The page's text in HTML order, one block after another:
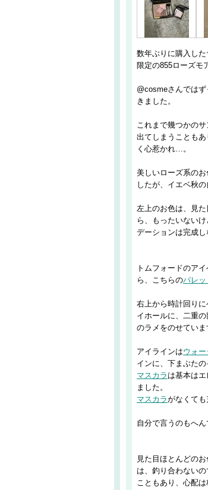
数年ぶりに購入した
限定の855ローズモ
@cosmeさんでは
きました。
これまで幾つかの
出てしまうことも
く心惹かれ…。
美しいローズ系の
したが、イエベ秋
左上のお色は、見
ら、もったいない
デーションは完成し
トムフォードのア
ら、こちらのパレッ
右上から時計回り
イホールに、二重
のラメをのせていま
アイラインはウォ
インに、下まぶた
マスカラ は基本は
ました。
マスカラがなくても
自分で言うのもへ
見た目ほとんどのお
は、釣り合わない
こともあり、心配は